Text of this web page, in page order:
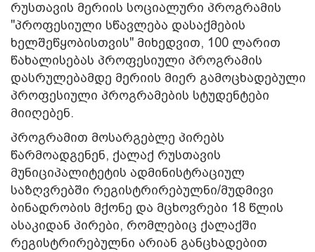
რუსთავის მერიის სოციალური პროგრამის
"პროფესიული სწავლება დასაქმების
ხელშეწყობისთვის" მიხედვით, 100 ლარით
წახალისებას პროფესიული პროგრამის
დასრულებამდე მერიის მიერ გამოცხადებული
პროფესიული პროგრამების სტუდენტები
მიიღებენ.
პროგრამით მოსარგებლე პირებს
წარმოადგენენ, ქალაქ რუსთავის
მუნიციპალიტეტის ადმინისტრაციულ
საზღვრებში რეგისტრირებულნი/მუდმივი
ბინადრობის მქონე და მცხოვრები 18 წლის
ასაკიდან პირები, რომლებიც ქალაქში
რეგისტრირებულნი არიან განცხადებით